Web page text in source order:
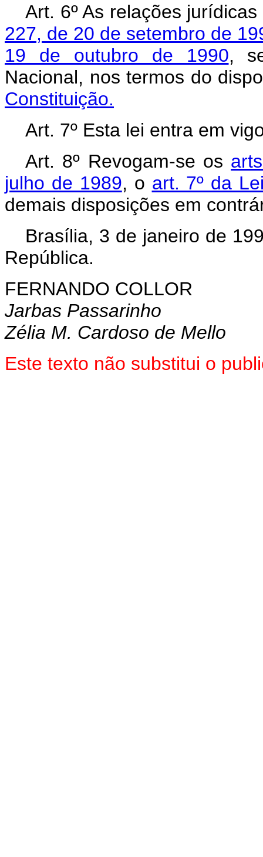
Art. 6º As relações
227, de 20 de setembro de
19 de outubro de 1990,
Nacional, nos termos do
Constituição.
Art. 7º Esta lei entra em
Art. 8º Revogam-se os
julho de 1989, o art. 7º da
demais disposições em
Brasília, 3 de janeiro de
República.
FERNANDO COLLOR
Jarbas Passarinho
Zélia M. Cardoso de Mello
Este texto não substitui o